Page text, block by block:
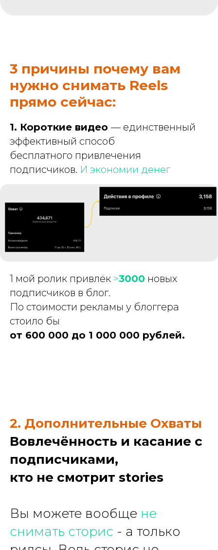
3 причины почему вам
нужно снимать Reels
прямо сейчас:
1. Короткие видео — единственный
эффективный способ
бесплатного привлечения
подписчиков. И экономии денег
1 мой ролик привлёк >3000 новых
подписчиков в блог.
По стоимости рекламы у блоггера
стоило бы
от 600 000 до 1 000 000 рублей.
2. Дополнительные Охваты
Вовлечённость и касание с
подписчиками,
кто не смотрит stories
Вы можете вообще не
снимать сторис - а только